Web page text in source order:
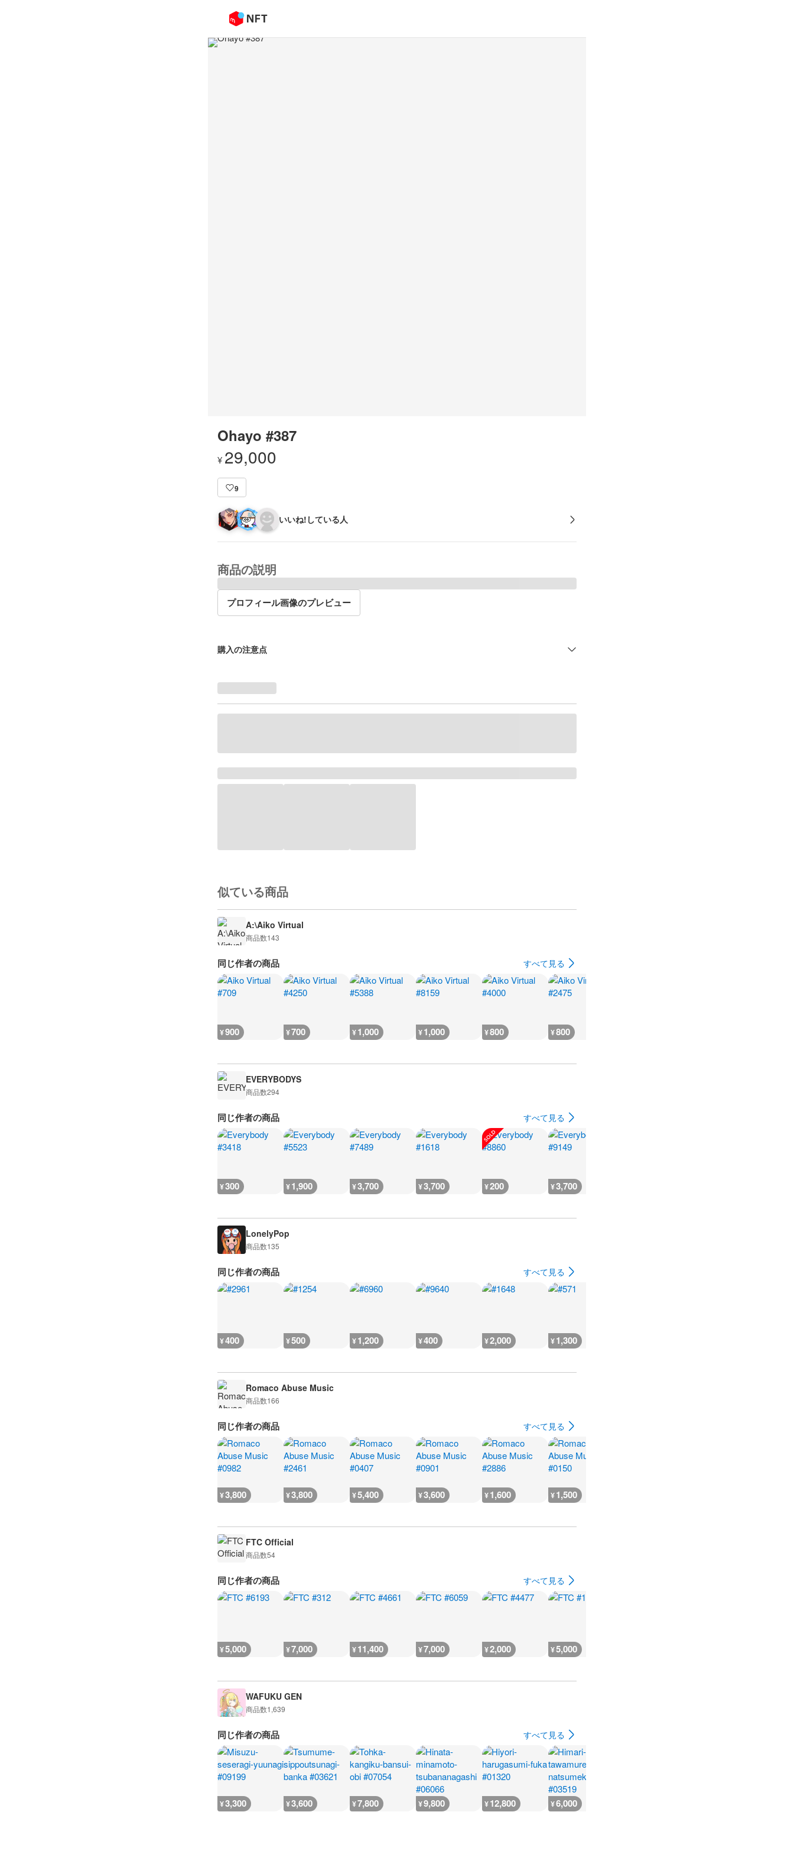
Ohayo #387
¥ 29,000
9
いいね!している人
商品の説明
プロフィール画像のプレビュー
購入の注意点
似ている商品
A:\Aiko Virtual
商品数143
同じ作者の商品 すべて見る
¥900 ¥700 ¥1,000 ¥1,000 ¥800 ¥800
EVERYBODYS
商品数294
同じ作者の商品 すべて見る
¥300 ¥1,900 ¥3,700 ¥3,700 ¥200 ¥3,700
LonelyPop
商品数135
同じ作者の商品 すべて見る
¥400 ¥500 ¥1,200 ¥400 ¥2,000 ¥1,300
Romaco Abuse Music
商品数166
同じ作者の商品 すべて見る
¥3,800 ¥3,800 ¥5,400 ¥3,600 ¥1,600 ¥1,500
FTC Official
商品数54
同じ作者の商品 すべて見る
¥5,000 ¥7,000 ¥11,400 ¥7,000 ¥2,000 ¥5,000
WAFUKU GEN
商品数1,639
同じ作者の商品 すべて見る
¥3,300 ¥3,600 ¥7,800 ¥9,800 ¥12,800 ¥6,000